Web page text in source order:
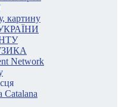
картину
Network
Catalana